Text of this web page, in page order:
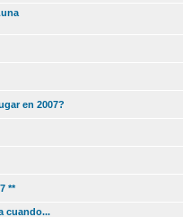
en 2007?
**
cuando...